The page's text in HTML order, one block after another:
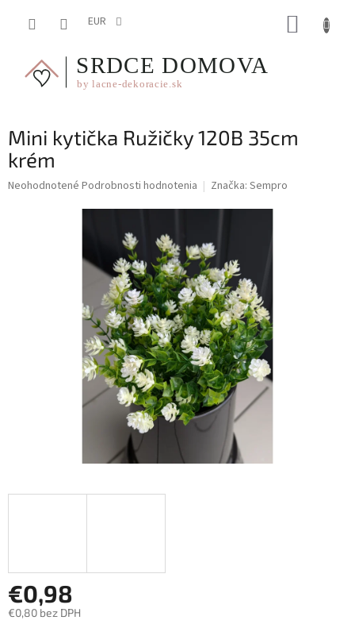
EUR
Mini kytička Ružičky 120B 35cm
krém
Priemerné
Neohodnotené Podrobnosti hodnotenia Značka: Sempro
€0,98
€0,80 bez DPH